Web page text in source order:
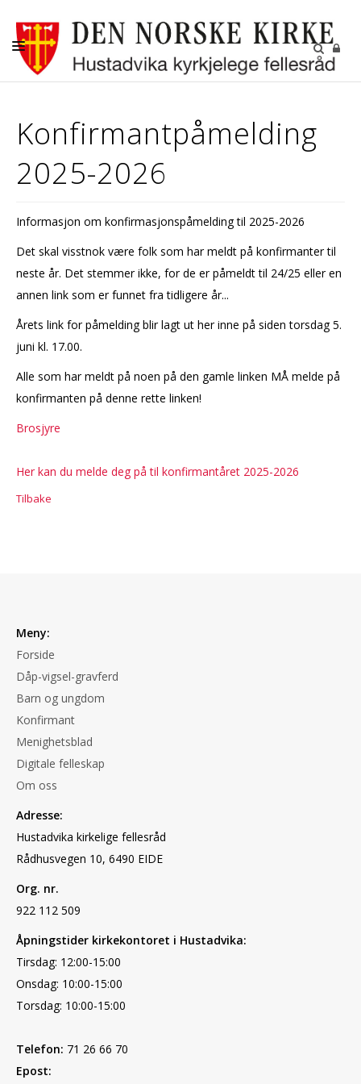
BARN OG UNGDOM
KONFIRMANT
GRAVPLASSENE
OM OSS
RÅDENE I HUSTADVIKA
KIRKENE VÅRE
Konfirmantpåmelding
2025-2026
Informasjon om konfirmasjonspåmelding til 2025-2026
Det skal visstnok være folk som har meldt på konfirmanter til
neste år. Det stemmer ikke, for de er påmeldt til 24/25 eller en
annen link som er funnet fra tidligere år...
Årets link for påmelding blir lagt ut her inne på siden torsdag 5.
juni kl. 17.00.
Alle som har meldt på noen på den gamle linken MÅ melde på
konfirmanten på denne rette linken!
Brosjyre
Her kan du melde deg på til konfirmantåret 2025-2026
Tilbake
Meny:
Forside
Dåp-vigsel-gravferd
Barn og ungdom
Konfirmant
Menighetsblad
Digitale felleskap
Om oss
Adresse:
Hustadvika kirkelige fellesråd
Rådhusvegen 10, 6490 EIDE
Org. nr.
922 112 509
Åpningstider kirkekontoret i Hustadvika:
Tirsdag: 12:00-15:00
Onsdag: 10:00-15:00
Torsdag: 10:00-15:00
Telefon: 71 26 66 70
Epost: